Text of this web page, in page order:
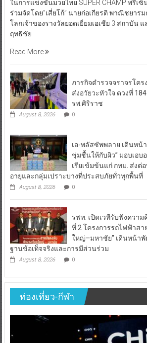
ในการแข่งขันมวยไทย SUPER CHAMP พรีเ
ร่วมจัดโดย”เสี่ยโก้” นายก่อเกียรติ พาณิชยาร
โลกเจ้าของรางวัลยอดเยี่ยมเอเชีย 3 สถาบัน แ
ฤทธิชัย
Read More
ภารกิจตำรวจจราจรโค
ส่งอวัยวะหัวใจ ดวงที่
รพ.ศิริราช
August 8, 2026 0
เอ-พลัสซัพพลาย เดินหน้
ชุ่มชื้นให้กับผิว” มอบเอบ
เรียเข้มข้นแก่ กทม. ส่งต่
อายุและกลุ่มเปราะบางที่ประสบภัยทั่วทุกพื้นที่
August 8, 2026 0
รฟท. เปิดเวทีรับฟังควา
ที่ 2 โครงการรถไฟฟ้าสา
ใหญ่–มหาชัย” เดินหน้า
ฐานข้อเท็จจริงและการมีส่วนร่วม
August 8, 2026 0
ท่องเที่ยว-กีฬา